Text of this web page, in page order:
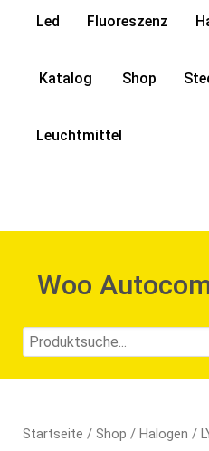
Led Fluoreszenz
Katalog Shop
Leuchtmittel
Woo
Startseite / Shop / Halogen /